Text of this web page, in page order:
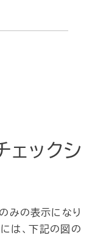
ェックシ
みの表示になり
は、下記の図の